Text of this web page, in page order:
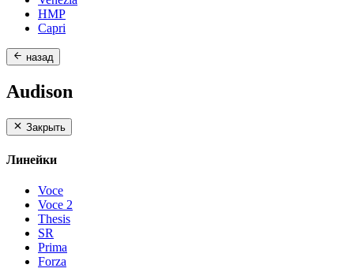
HMP
Capri
назад
Audison
Закрыть
Линейки
Voce
Voce 2
Thesis
SR
Prima
Forza